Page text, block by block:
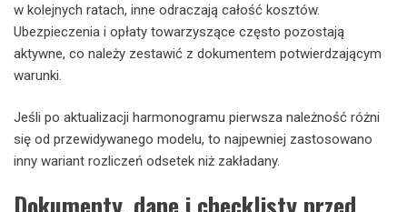
w kolejnych ratach, inne odraczają całość kosztów.
Ubezpieczenia i opłaty towarzyszące często pozostają
aktywne, co należy zestawić z dokumentem potwierdzającym
warunki.
Jeśli po aktualizacji harmonogramu pierwsza należność różni
się od przewidywanego modelu, to najpewniej zastosowano
inny wariant rozliczeń odsetek niż zakładany.